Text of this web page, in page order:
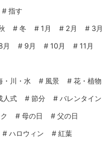
# 指す
# 冬 # 1月 # 2月 # 3月
月 # 9月 # 10月 # 11月
・川・水 # 風景 # 花・植物
人式 # 節分 # バレンタイン
# 母の日 # 父の日
# ハロウィン # 紅葉